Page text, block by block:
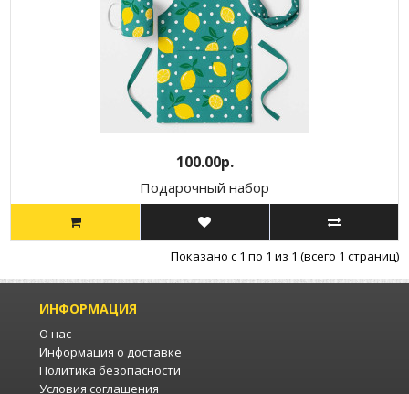
100.00р.
Подарочный набор
Показано с 1 по 1 из 1 (всего 1 страниц)
ИНФОРМАЦИЯ
О нас
Информация о доставке
Политика безопасности
Условия соглашения